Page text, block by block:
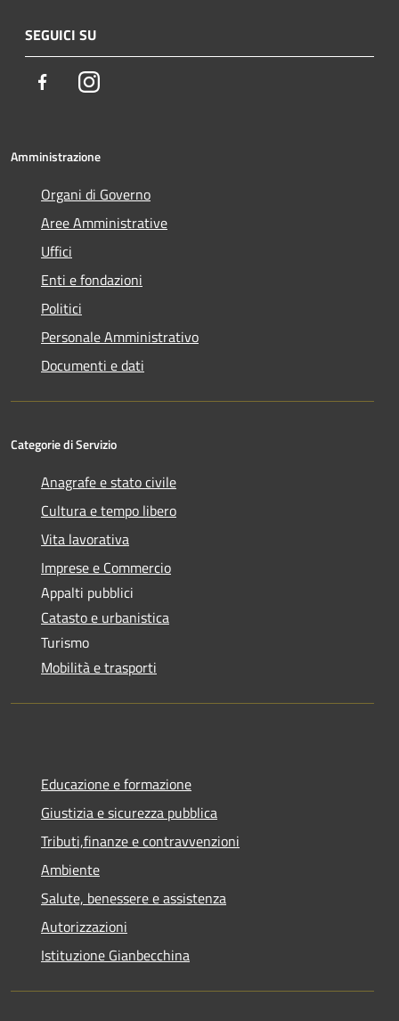
SEGUICI SU
FacebookInstagram
Amministrazione
Organi di Governo
Aree Amministrative
Uffici
Enti e fondazioni
Politici
Personale Amministrativo
Documenti e dati
Categorie di Servizio
Anagrafe e stato civile
Cultura e tempo libero
Vita lavorativa
Imprese e Commercio
Appalti pubblici
Catasto e urbanistica
Turismo
Mobilità e trasporti
Educazione e formazione
Giustizia e sicurezza pubblica
Tributi,finanze e contravvenzioni
Ambiente
Salute, benessere e assistenza
Autorizzazioni
Istituzione Gianbecchina